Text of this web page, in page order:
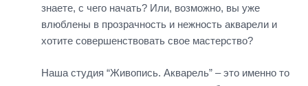
знаете, с чего начать? Или, возможно, вы уже
влюблены в прозрачность и нежность акварели и
хотите совершенствовать свое мастерство?
Наша студия “Живопись. Акварель” – это именно то